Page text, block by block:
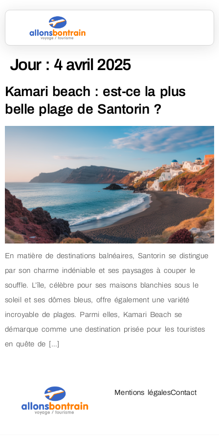
Jour : 4 avril 2025
Kamari beach : est-ce la plus
belle plage de Santorin ?
En matière de destinations balnéaires, Santorin se distingue
par son charme indéniable et ses paysages à couper le
souffle. L’île, célèbre pour ses maisons blanchies sous le
soleil et ses dômes bleus, offre également une variété
incroyable de plages. Parmi elles, Kamari Beach se
démarque comme une destination prisée pour les touristes
en quête de […]
Mentions légalesContact